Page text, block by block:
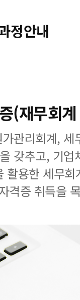
정안내
(재무회
관리회계,
갖추고, 기
활용한 세무
격증 취득을